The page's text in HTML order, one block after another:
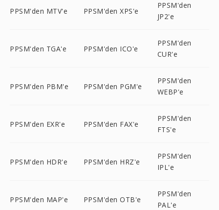
PPSM'den MTV'e PPSM'den XPS'e
PPSM'den
JP2'e
PPSM'den TGA'e PPSM'den ICO'e
PPSM'den
CUR'e
PPSM'den PBM'e PPSM'den PGM'e
PPSM'den
WEBP'e
PPSM'den EXR'e PPSM'den FAX'e
PPSM'den
FTS'e
PPSM'den HDR'e PPSM'den HRZ'e
PPSM'den
IPL'e
PPSM'den MAP'e PPSM'den OTB'e
PPSM'den
PAL'e